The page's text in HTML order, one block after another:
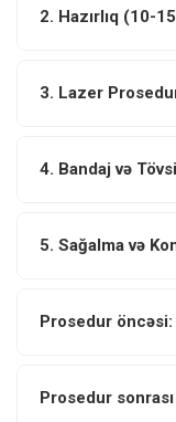
2. Hazırlıq (10-
3. Lazer
4. Bandaj və
5. Sağalma və
Prosedur öncəsi:
Prosedur